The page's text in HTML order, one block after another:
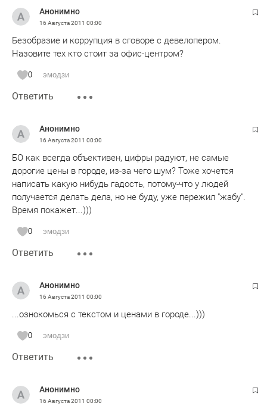
Анонимно
16 Августа 2011 00:00
Безобразие и коррупция в сговоре с девелопером.
Назовите тех кто стоит за офис-центром?
0 эмодзи
Ответить
Анонимно
16 Августа 2011 00:00
БО как всегда объективен, цифры радуют, не самые
дорогие цены в городе, из-за чего шум? Тоже хочется
написать какую нибудь гадость, потому-что у людей
получается делать дела, но не буду, уже пережил "жабу".
Время покажет...)))
0 эмодзи
Ответить
Анонимно
16 Августа 2011 00:00
...ознокомься с текстом и ценами в городе...)))
0 эмодзи
Ответить
Анонимно
16 Августа 2011 00:00